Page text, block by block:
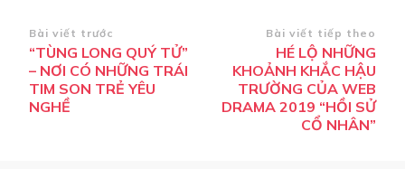
Bài viết được đề xuất